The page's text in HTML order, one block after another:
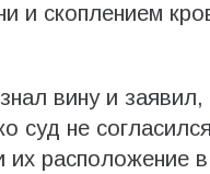
и скоплением
вину и
суд не
их расположение